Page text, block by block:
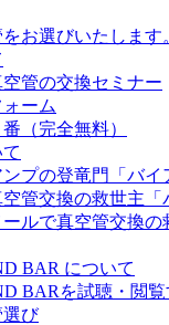
お選びいたします
管の交換セミナー
ーム
（完全無料）
プの登竜門「バイ
管交換の救世主
ルで真空管交換
BAR について
BARを試聴・閲覧
選び